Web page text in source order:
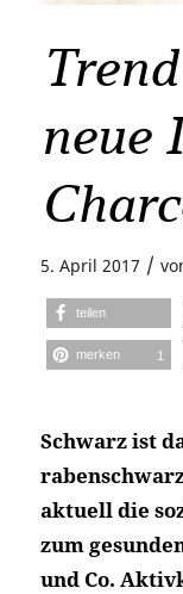
neue
5. April 2017 /
teilen
merken 1
Schwarz ist
aktuell die
zum
und Co.